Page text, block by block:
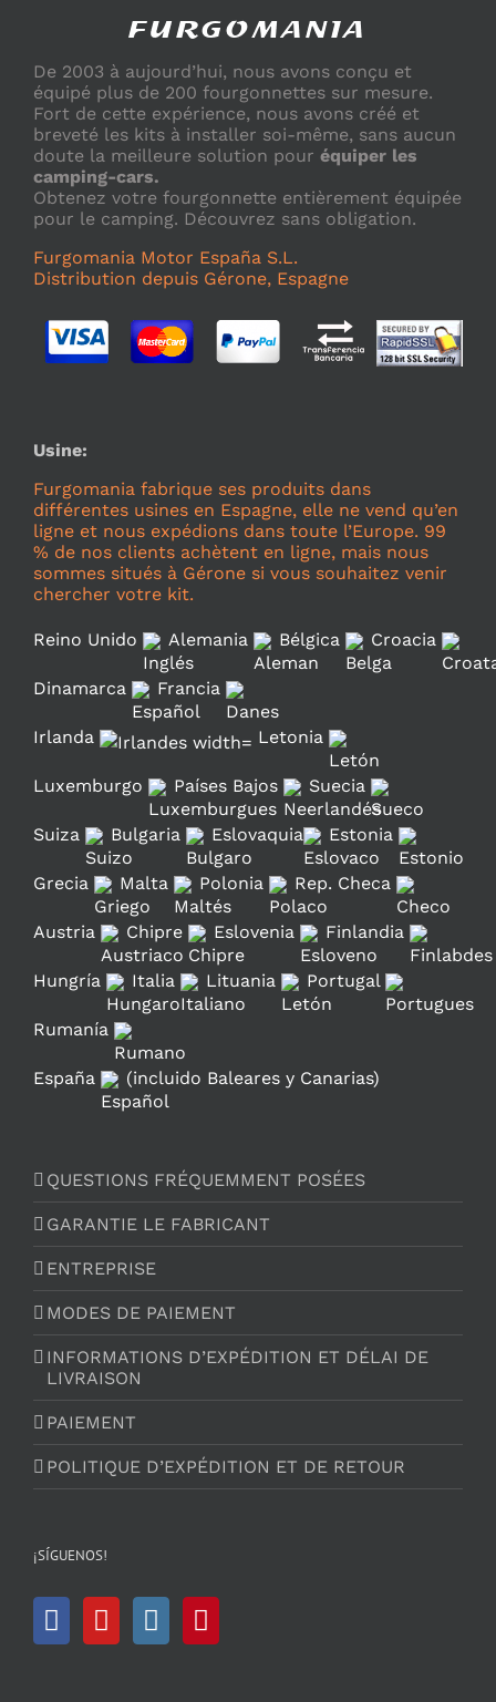
De 2003 à aujourd’hui, nous avons conçu et
équipé plus de 200 fourgonnettes sur mesure.
Fort de cette expérience, nous avons créé et
breveté les kits à installer soi-même, sans aucun
doute la meilleure solution pour équiper les
camping-cars.
Obtenez votre fourgonnette entièrement équipée
pour le camping. Découvrez sans obligation.
Furgomania Motor España S.L.
Distribution depuis Gérone, Espagne
Usine:
Furgomania fabrique ses produits dans
différentes usines en Espagne, elle ne vend qu’en
ligne et nous expédions dans toute l’Europe. 99
% de nos clients achètent en ligne, mais nous
sommes situés à Gérone si vous souhaitez venir
chercher votre kit.
Reino Unido Alemania Bélgica Croacia
Dinamarca Francia
Irlanda Letonia
Luxemburgo Países Bajos Suecia
Suiza Bulgaria Eslovaquia Estonia
Grecia Malta Polonia Rep. Checa
Austria Chipre Eslovenia Finlandia
Hungría Italia Lituania Portugal
Rumanía
España (incluido Baleares y Canarias)
QUESTIONS FRÉQUEMMENT POSÉES
GARANTIE LE FABRICANT
ENTREPRISE
MODES DE PAIEMENT
INFORMATIONS D’EXPÉDITION ET DÉLAI DE
LIVRAISON
PAIEMENT
POLITIQUE D’EXPÉDITION ET DE RETOUR
¡SÍGUENOS!